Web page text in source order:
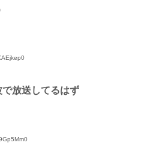
放送してるはず